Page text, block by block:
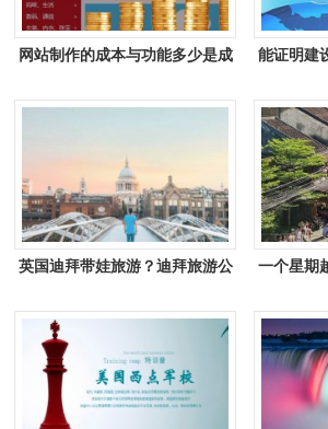
网站制作的成本与功能多少是成
能证明建
英国迪拜带娃旅游？迪拜旅游公
一个星期